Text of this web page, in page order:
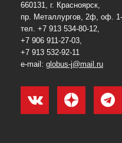
660131, г. Красноярск,
пр. Металлургов, 2ф, оф.
тел. +7 913 534-80-12,
+7 906 911-27-03,
+7 913 532-92-11
e-mail: globus-j@mail.ru